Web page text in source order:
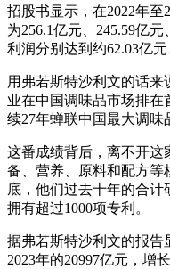
招股书显示，在2022年至
为256.1亿元、245.59亿
利润分别达到约62.03亿元
用弗若斯特沙利文的话来
业在中国调味品市场排
续27年蝉联中国最大调味
这番成绩背后，离不开这
备、营养、原料和配方等
底，他们过去十年的合计
拥有超过1000项专利。
据弗若斯特沙利文的报告
2023年的20997亿元，增